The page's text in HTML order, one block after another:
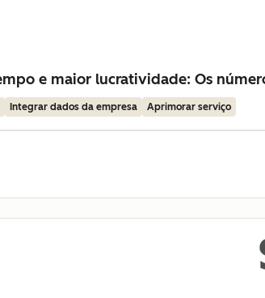
e maior lucratividade: Os
Integrar dados da empresa Aprimorar serviço